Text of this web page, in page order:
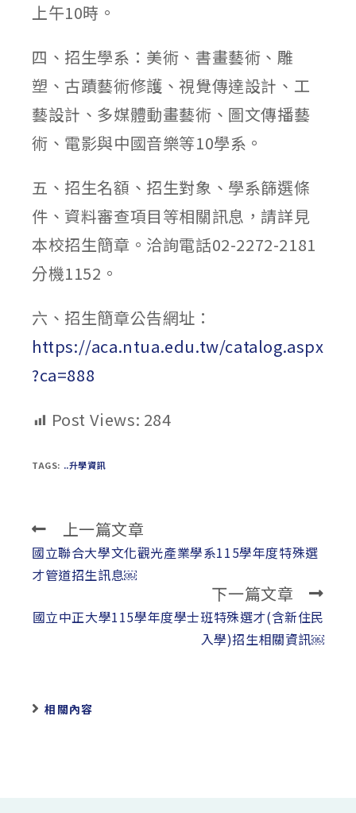
上午10時。
四、招生學系：美術、書畫藝術、雕
塑、古蹟藝術修護、視覺傳達設計、工
藝設計、多媒體動畫藝術、圖文傳播藝
術、電影與中國音樂等10學系。
五、招生名額、招生對象、學系篩選條
件、資料審查項目等相關訊息，請詳見
本校招生簡章。洽詢電話02-2272-2181
分機1152。
六、招生簡章公告網址：
https://aca.ntua.edu.tw/catalog.aspx
?ca=888
Post Views: 284
TAGS: ..升學資訊
Read
more
articles
上一篇文章
國立聯合大學文化觀光產業學系115學年度特殊選
才管道招生訊息￼
下一篇文章
國立中正大學115學年度學士班特殊選才(含新住民
入學)招生相關資訊￼
相關內容